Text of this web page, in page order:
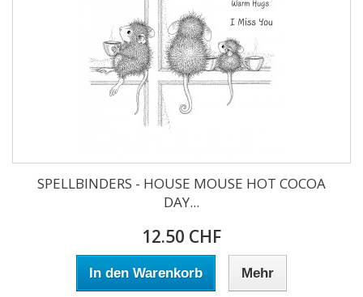
SPELLBINDERS - HOUSE MOUSE HOT COCOA
DAY...
12.50 CHF
In den Warenkorb Mehr